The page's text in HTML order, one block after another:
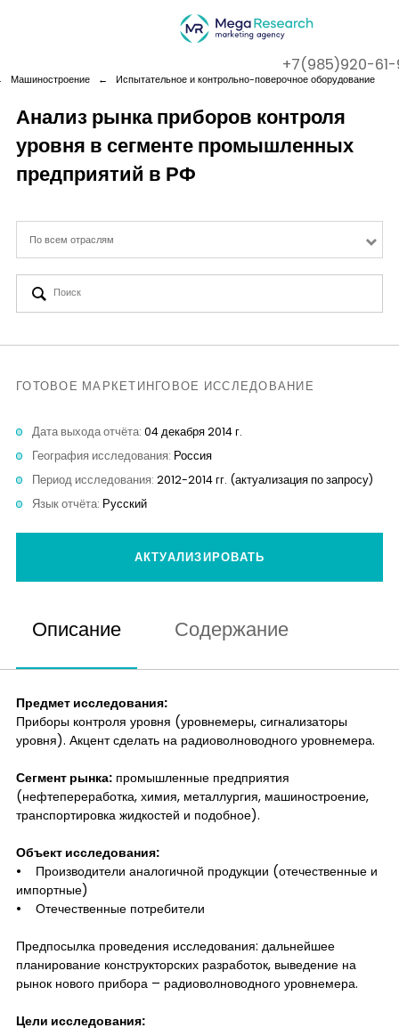
Company
Cases
Contact us
+7(985)920-
Машиностроение ← Испытательное и контрольно-поверочное оборудование
Анализ рынка приборов контроля
уровня в сегменте промышленных
предприятий в РФ
По всем отраслям
ГОТОВОЕ МАРКЕТИНГОВОЕ ИССЛЕДОВАНИЕ
Дата выхода отчёта: 04 декабря 2014 г.
География исследования: Россия
Период исследования: 2012-2014 гг. (актуализация по запросу)
Язык отчёта: Русский
АКТУАЛИЗИРОВАТЬ
Описание Содержание
Предмет исследования:
Приборы контроля уровня (уровнемеры, сигнализаторы
уровня). Акцент сделать на радиоволноводного уровнемера.
Сегмент рынка: промышленные предприятия
(нефтепереработка, химия, металлургия, машиностроение,
транспортировка жидкостей и подобное).
Объект исследования:
• Производители аналогичной продукции (отечественные и
импортные)
• Отечественные потребители
Предпосылка проведения исследования: дальнейшее
планирование конструкторских разработок, выведение на
рынок нового прибора – радиоволноводного уровнемера.
Цели исследования: